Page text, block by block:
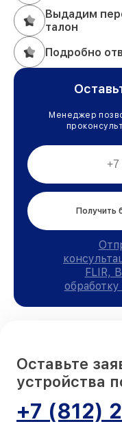
Выдадим
талон
Подробно
Менеджер
Получить
FLIR,
Оставьте
устройства
+7 (812)